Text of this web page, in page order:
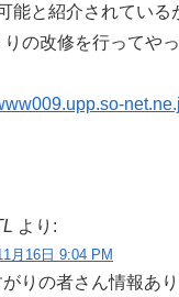
能と紹介されている
りの改修を行ってや
より:
月16日 9:04 PM
りの者さん情報あ